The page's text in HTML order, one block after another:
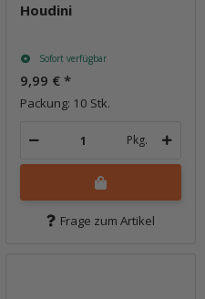
Houdini
Sofort verfügbar
9,99 € *
Packung: 10 Stk.
Pkg.
Frage zum Artikel